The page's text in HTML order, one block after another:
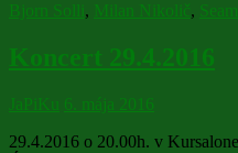
Bjorn Solli, Milan Nikolič,
Koncert 29.4.2016
JaPiKu 6. mája 2016
29.4.2016 o 20.00h. v